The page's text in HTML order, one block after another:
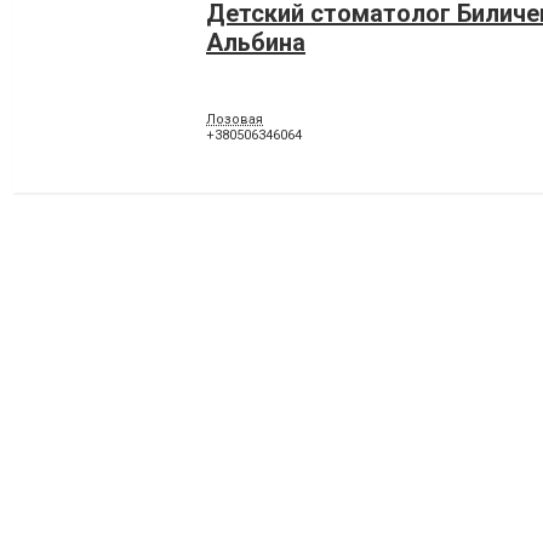
Детский стоматолог
Альбина
Лозовая
+380506346064